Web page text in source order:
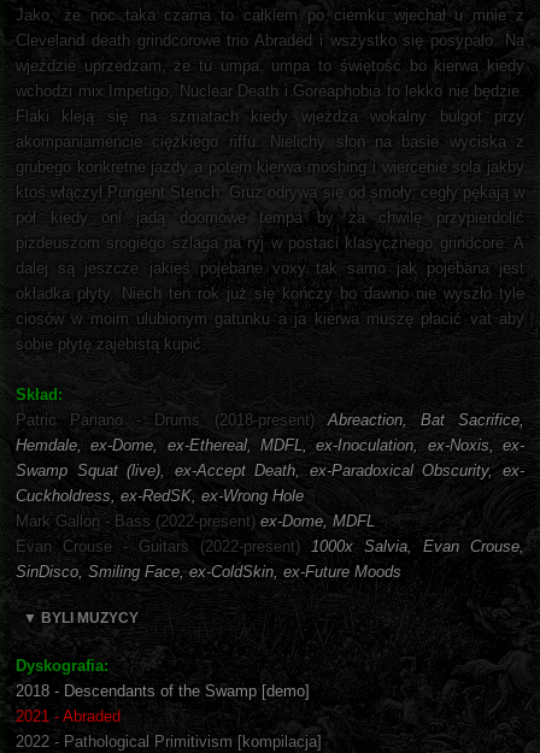
Jako, że noc taka czarna to całkiem po ciemku wjechał u mnie z
Cleveland death grindcorowe trio Abraded i wszystko się posypało. Na
wjeździe uprzedzam, że tu umpa, umpa to świętość bo kierwa kiedy
wchodzi mix Impetigo, Nuclear Death i Goreaphobia to lekko nie będzie.
Flaki kleją się na szmatach kiedy wjeżdża wokalny bulgot przy
akompaniamencie ciężkiego riffu. Nielichy słoń na basie wyciska z
grubego konkretne jazdy a potem kierwa moshing i wiercenie sola jakby
ktoś włączył Pungent Stench. Gruz odrywa się od smoły, cegły pękają w
pół kiedy oni jadą doomowe tempa by za chwilę przypierdolić
pizdeuszom srogiego szlaga na ryj w postaci klasycznego grindcore. A
dalej są jeszcze jakieś pojebane voxy tak samo jak pojebana jest
okładka płyty. Niech ten rok już się kończy bo dawno nie wyszło tyle
ciosów w moim ulubionym gatunku a ja kierwa muszę płacić vat aby
sobie płytę zajebistą kupić.
Skład:
Patric Pariano - Drums (2018-present) Abreaction, Bat Sacrifice,
Hemdale, ex-Dome, ex-Ethereal, MDFL, ex-Inoculation, ex-Noxis, ex-
Swamp Squat (live), ex-Accept Death, ex-Paradoxical Obscurity, ex-
Cuckholdress, ex-RedSK, ex-Wrong Hole
Mark Gallon - Bass (2022-present) ex-Dome, MDFL
Evan Crouse - Guitars (2022-present)
1000x Salvia, Evan Crouse,
SinDisco, Smiling Face, ex-ColdSkin, ex-Future Moods
▼ BYLI MUZYCY
Dyskografia:
2018 - Descendants of the Swamp [demo]
2021 - Abraded
2022 - Pathological Primitivism [kompilacja]